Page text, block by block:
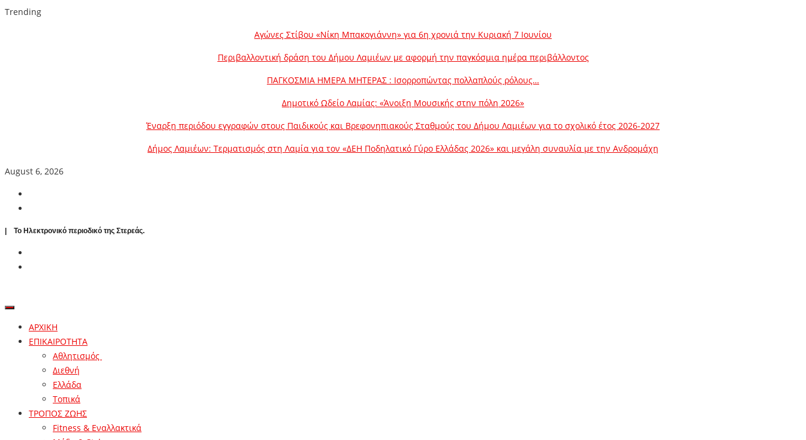
Trending
Αγώνες Στίβου «Νίκη Μπακογιάννη» για 6η χρονιά την Κυριακή 7 Ιουνίου
Περιβαλλοντική δράση του Δήμου Λαμιέων με αφορμή την παγκόσμια ημέρα περιβάλλοντος
ΠΑΓΚΟΣΜΙΑ ΗΜΕΡΑ ΜΗΤΕΡΑΣ : Ισορροπώντας πολλαπλούς ρόλους…
Δημοτικό Ωδείο Λαμίας: «Άνοιξη Μουσικής στην πόλη 2026»
Έναρξη περιόδου εγγραφών στους Παιδικούς και Βρεφονηπιακούς Σταθμούς του Δήμου Λαμιέων για το σχολικό έτος 2026-2027
Δήμος Λαμιέων: Τερματισμός στη Λαμία για τον «ΔΕΗ Ποδηλατικό Γύρο Ελλάδας 2026» και μεγάλη συναυλία με την Ανδρομάχη
August 6, 2026
| To Ηλεκτρονικό περιοδικό της Στερεάς.
ΑΡΧΙΚΗ
ΕΠΙΚΑΙΡΟΤΗΤΑ
Αθλητισμός
Διεθνή
Ελλάδα
Τοπικά
ΤΡΟΠΟΣ ΖΩΗΣ
Fitness & Εναλλακτικά